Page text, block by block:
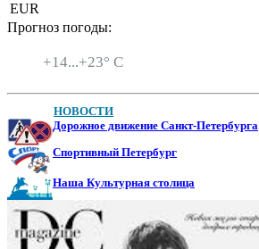
EUR
Прогноз погоды:
+14...+23° C
НОВОСТИ
Дорожное движение Санкт-Петербурга
Спортивный Петербург
Наша Культурная столица